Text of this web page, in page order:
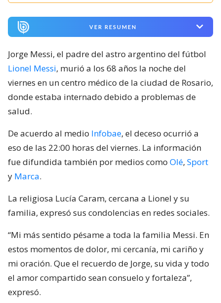
VER RESUMEN
Jorge Messi, el padre del astro argentino del fútbol
Lionel Messi, murió a los 68 años la noche del
viernes en un centro médico de la ciudad de Rosario,
donde estaba internado debido a problemas de
salud.
De acuerdo al medio Infobae, el deceso ocurrió a
eso de las 22:00 horas del viernes. La información
fue difundida también por medios como Olé, Sport
y Marca.
La religiosa Lucía Caram, cercana a Lionel y su
familia, expresó sus condolencias en redes sociales.
“Mi más sentido pésame a toda la familia Messi. En
estos momentos de dolor, mi cercanía, mi cariño y
mi oración. Que el recuerdo de Jorge, su vida y todo
el amor compartido sean consuelo y fortaleza”,
expresó.